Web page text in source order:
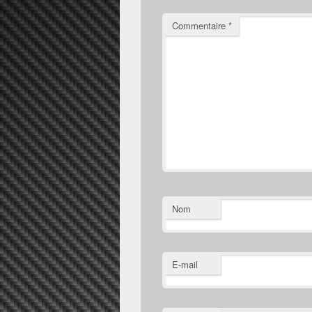
Commentaire *
Nom
E-mail